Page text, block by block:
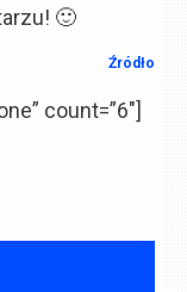
🙂
Źródło
count=”6″]